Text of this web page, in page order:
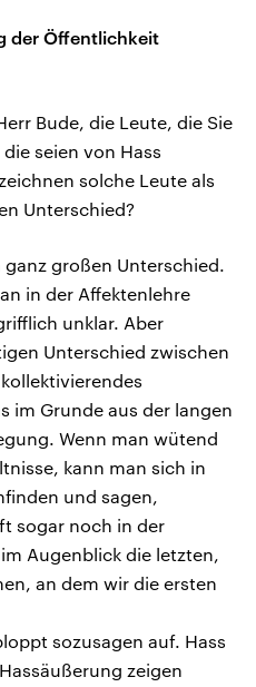
der Öffentlichkeit
Bude, die Leute, die Sie
seien von Hass
solche Leute als
Unterschied?
großen Unterschied.
in der Affektenlehre
unklar. Aber
Unterschied zwischen
im Grunde aus der langen
Wenn man wütend
kann man sich in
und sagen,
sogar noch in der
Augenblick die letzten,
an dem wir die ersten
sozusagen auf. Hass
zeigen